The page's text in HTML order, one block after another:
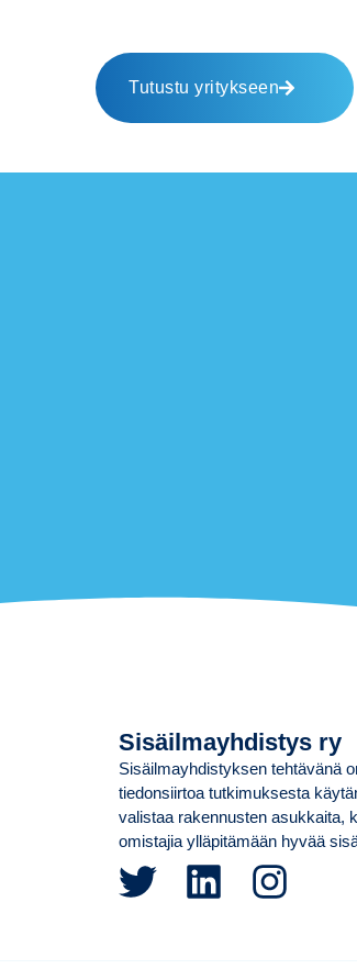
Tutustu yritykseen
Sisäilmayhdistys ry
Sisäilmayhdistyksen tehtävänä
tiedonsiirtoa tutkimuksesta
valistaa rakennusten asukkaita,
omistajia ylläpitämään hyvää